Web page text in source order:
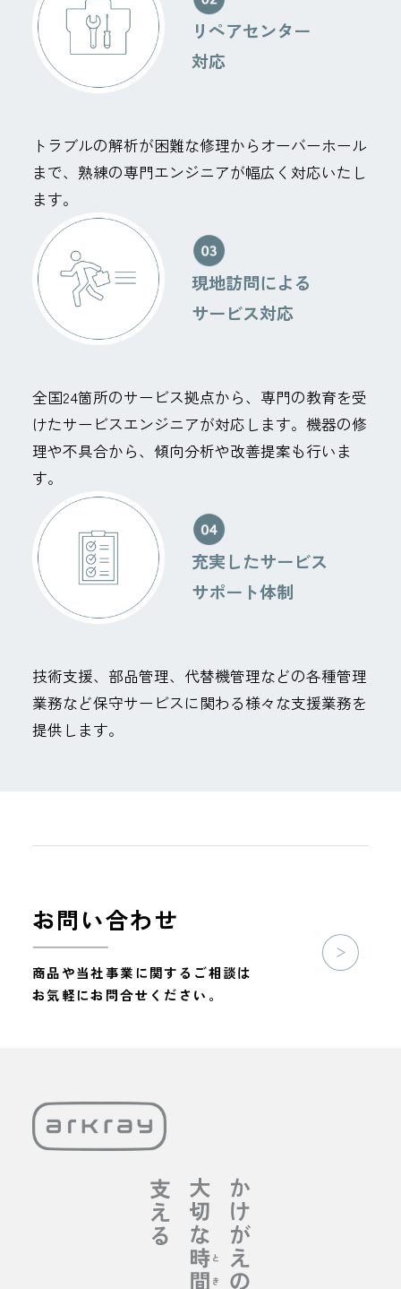
リペアセンター
対応
トラブルの解析が困難な修理からオーバーホール
まで、熟練の専門エンジニアが幅広く対応いたし
ます。
現地訪問による
サービス対応
全国24箇所のサービス拠点から、専門の教育を受
けたサービスエンジニアが対応します。機器の修
理や不具合から、傾向分析や改善提案も行いま
す。
充実したサービス
サポート体制
技術支援、部品管理、代替機管理などの各種管理
業務など保守サービスに関わる様々な支援業務を
提供します。
お問い合わせ
商品や当社事業に関するご相談は
お気軽にお問合せください。